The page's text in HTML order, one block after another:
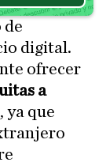
de
digital.
ofrecer
a
, ya que